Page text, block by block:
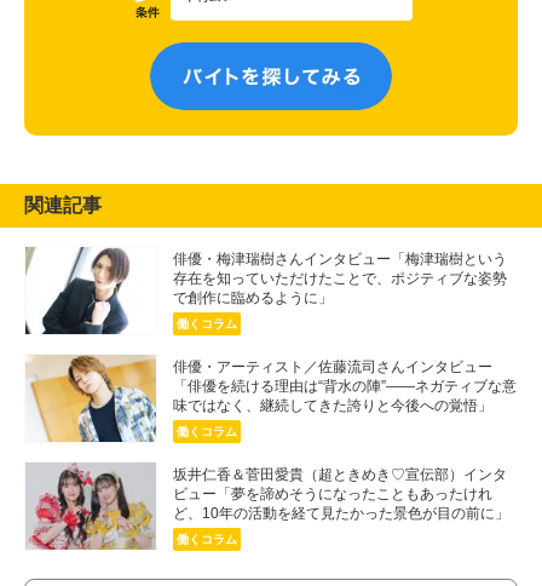
関連記事
俳優・梅津瑞樹さんインタビュー「梅津瑞樹という
存在を知っていただけたことで、ポジティブな姿勢
で創作に臨めるように」
働くコラム
俳優・アーティスト／佐藤流司さんインタビュー
「俳優を続ける理由は“背水の陣”――ネガティブな意
味ではなく、継続してきた誇りと今後への覚悟」
働くコラム
坂井仁香＆菅田愛貴（超ときめき♡宣伝部）インタ
ビュー「夢を諦めそうになったこともあったけれ
ど、10年の活動を経て見たかった景色が目の前に」
働くコラム